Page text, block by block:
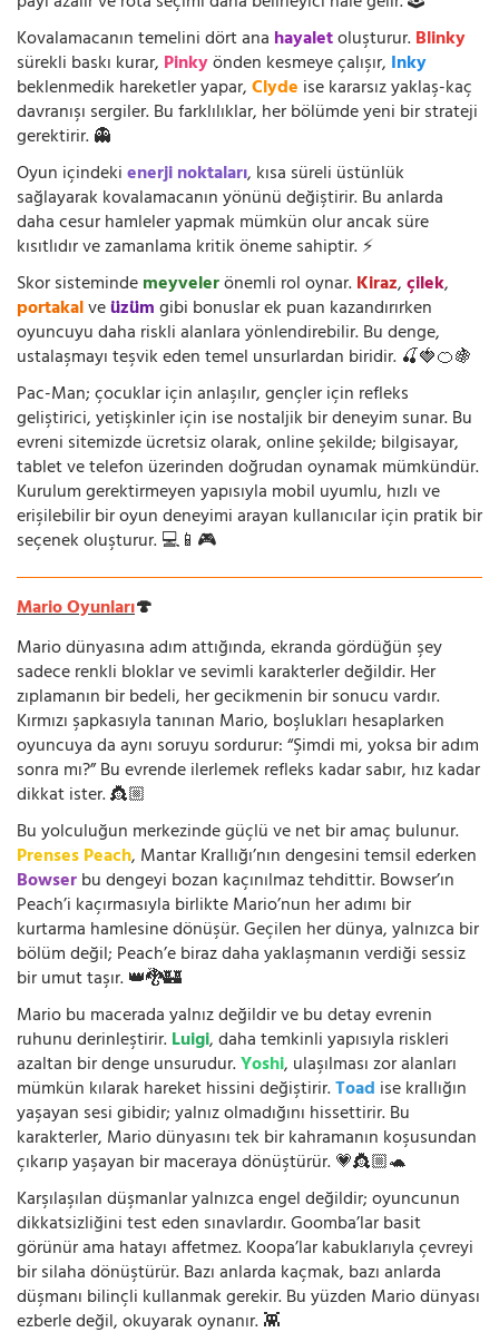
Kovalamacanın temelini dört ana hayaletoluşturur.Blinky
sürekli baskı kurar, Pinkyönden kesmeye çalışır, Inky
beklenmedik hareketler yapar,Clyde ise kararsız yaklaş-kaç
davranışı sergiler. Bu farklılıklar, her bölümde yeni bir strateji
gerektirir. 👻
Oyun içindekienerji noktaları, kısa süreli üstünlük
sağlayarak kovalamacanın yönünü değiştirir. Bu anlarda
daha cesur hamleler yapmak mümkün olur ancak süre
kısıtlıdır ve zamanlama kritik öneme sahiptir. ⚡
Skor sistemindemeyvelerönemli rol oynar.Kiraz,çilek,
portakalveüzümgibi bonuslar ek puan kazandırırken
oyuncuyu daha riskli alanlara yönlendirebilir. Bu denge,
ustalaşmayı teşvik eden temel unsurlardan biridir. 🍒🍓🍊🍇
Pac-Man; çocuklar için anlaşılır, gençler için refleks
geliştirici, yetişkinler için ise nostaljik bir deneyim sunar. Bu
evreni sitemizde ücretsiz olarak, online şekilde; bilgisayar,
tablet ve telefon üzerinden doğrudan oynamak mümkündür.
Kurulum gerektirmeyen yapısıyla mobil uyumlu, hızlı ve
erişilebilir bir oyun deneyimi arayan kullanıcılar için pratik bir
seçenek oluşturur. 💻📱🎮
Mario Oyunları🍄
Mario dünyasına adım attığında, ekranda gördüğün şey
sadece renkli bloklar ve sevimli karakterler değildir. Her
zıplamanın bir bedeli, her gecikmenin bir sonucu vardır.
Kırmızı şapkasıyla tanınan Mario, boşlukları hesaplarken
oyuncuya da aynı soruyu sordurur: “Şimdi mi, yoksa bir adım
sonra mı?” Bu evrende ilerlemek refleks kadar sabır, hız kadar
dikkat ister. 👸🏼
Bu yolculuğun merkezinde güçlü ve net bir amaç bulunur.
Prenses Peach, Mantar Krallığı’nın dengesini temsil ederken
Bowserbu dengeyi bozan kaçınılmaz tehdittir. Bowser’ın
Peach’i kaçırmasıyla birlikte Mario’nun her adımı bir
kurtarma hamlesine dönüşür. Geçilen her dünya, yalnızca bir
bölüm değil; Peach’e biraz daha yaklaşmanın verdiği sessiz
bir umut taşır. 👑🐉🏰
Mario bu macerada yalnız değildir ve bu detay evrenin
ruhunu derinleştirir.Luigi, daha temkinli yapısıyla riskleri
azaltan bir denge unsurudur.Yoshi, ulaşılması zor alanları
mümkün kılarak hareket hissini değiştirir.Toad ise krallığın
yaşayan sesi gibidir; yalnız olmadığını hissettirir. Bu
karakterler, Mario dünyasını tek bir kahramanın koşusundan
çıkarıp yaşayan bir maceraya dönüştürür. 💗👸🏼🐢
Karşılaşılan düşmanlar yalnızca engel değildir; oyuncunun
dikkatsizliğini test eden sınavlardır. Goomba’lar basit
görünür ama hatayı affetmez. Koopa’lar kabuklarıyla çevreyi
bir silaha dönüştürür. Bazı anlarda kaçmak, bazı anlarda
düşmanı bilinçli kullanmak gerekir. Bu yüzden Mario dünyası
ezberle değil, okuyarak oynanır. 👾